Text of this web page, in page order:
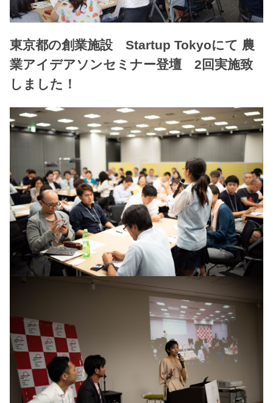
東京都の創業施設 Startup Tokyoにて 農
業アイデアソンセミナー登壇 2回実施致
しました！